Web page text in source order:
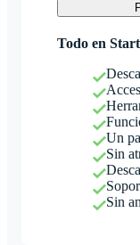
Todo en
Un
Sin
Sin